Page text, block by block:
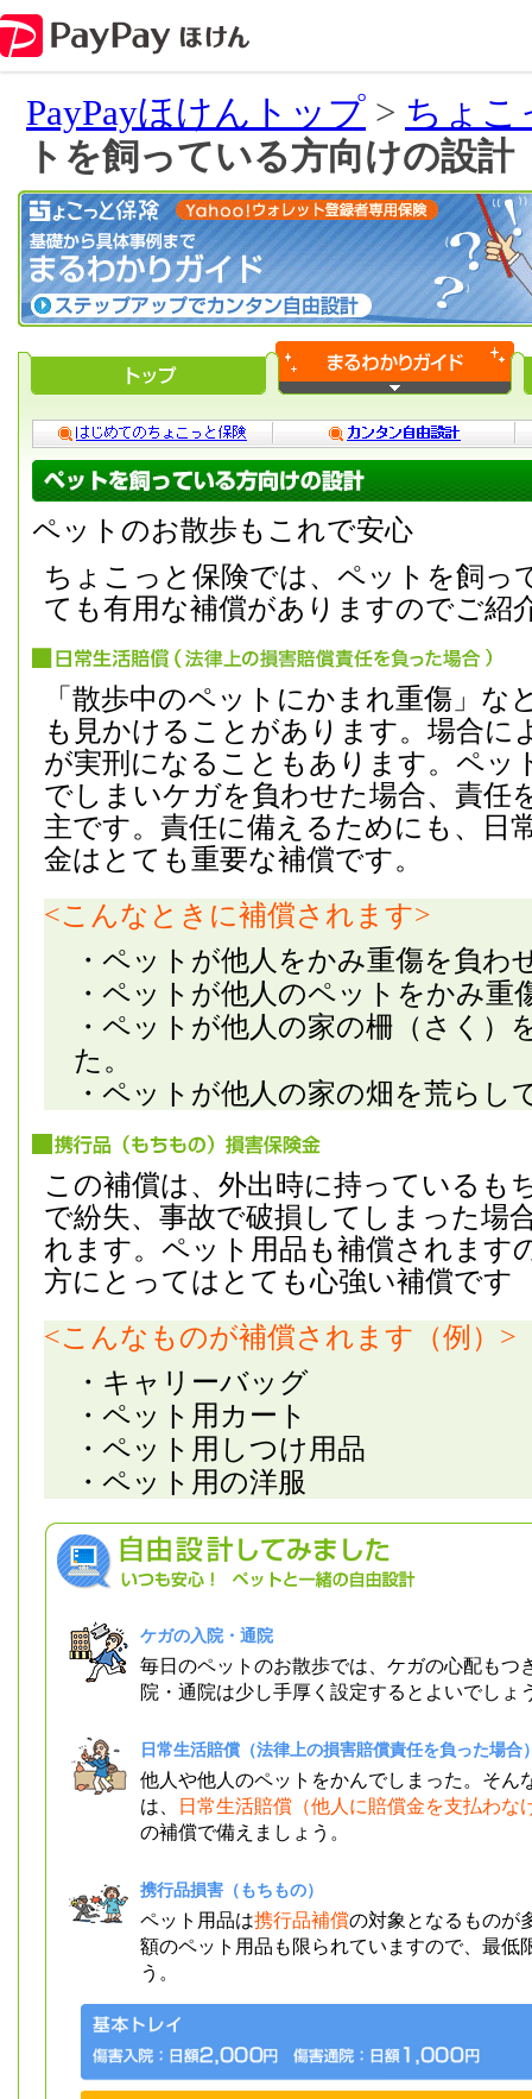
PayPayほけんトップ > ちょこ
トを飼っている方向けの設計
ペットのお散歩もこれで安心
ちょこっと保険では、ペットを飼っ
ても有用な補償がありますのでご紹
「散歩中のペットにかまれ重傷」な
も見かけることがあります。場合に
が実刑になることもあります。ペッ
でしまいケガを負わせた場合、責任
主です。責任に備えるためにも、日
金はとても重要な補償です。
<こんなときに補償されます>
・ペットが他人をかみ重傷を負わ
・ペットが他人のペットをかみ重
・ペットが他人の家の柵（さく）
た。
・ペットが他人の家の畑を荒らし
この補償は、外出時に持っているも
で紛失、事故で破損してしまった場
れます。ペット用品も補償されます
方にとってはとても心強い補償です
<こんなものが補償されます（例）>
・キャリーバッグ
・ペット用カート
・ペット用しつけ用品
・ペット用の洋服
ケガの入院・通院
毎日のペットのお散歩では、ケガの心配もつ
院・通院は少し手厚く設定するとよいでしょ
日常生活賠償（法律上の損害賠償責任を負った場合
他人や他人のペットをかんでしまった。そん
は、
日常生活賠償（他人に賠償金を支払わな
の補償で備えましょう。
携行品損害（もちもの）
ペット用品は携行品補償の対象となるものが
額のペット用品も限られていますので、最低
う。